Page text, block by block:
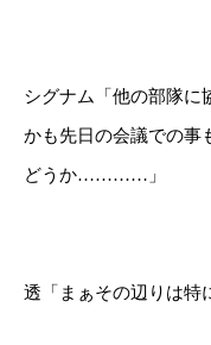
シグナム「他の部隊
かも先日の会議での事
どうか…………」
透「まぁその辺りは特